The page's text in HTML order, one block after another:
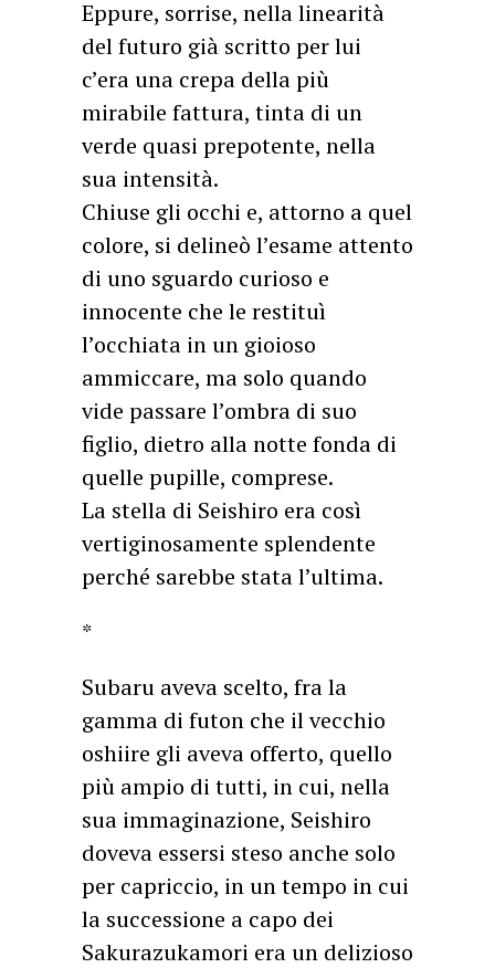
Eppure, sorrise, nella linearità
del futuro già scritto per lui
c’era una crepa della più
mirabile fattura, tinta di un
verde quasi prepotente, nella
sua intensità.
Chiuse gli occhi e, attorno a quel
colore, si delineò l’esame attento
di uno sguardo curioso e
innocente che le restituì
l’occhiata in un gioioso
ammiccare, ma solo quando
vide passare l’ombra di suo
figlio, dietro alla notte fonda di
quelle pupille, comprese.
La stella di Seishiro era così
vertiginosamente splendente
perché sarebbe stata l’ultima.
*
Subaru aveva scelto, fra la
gamma di futon che il vecchio
oshiire gli aveva offerto, quello
più ampio di tutti, in cui, nella
sua immaginazione, Seishiro
doveva essersi steso anche solo
per capriccio, in un tempo in cui
la successione a capo dei
Sakurazukamori era un delizioso